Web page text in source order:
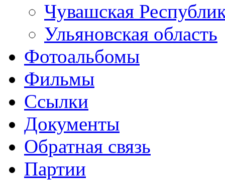
Чувашская
Ульяновская область
Фотоальбомы
Фильмы
Ссылки
Документы
Обратная связь
Партии